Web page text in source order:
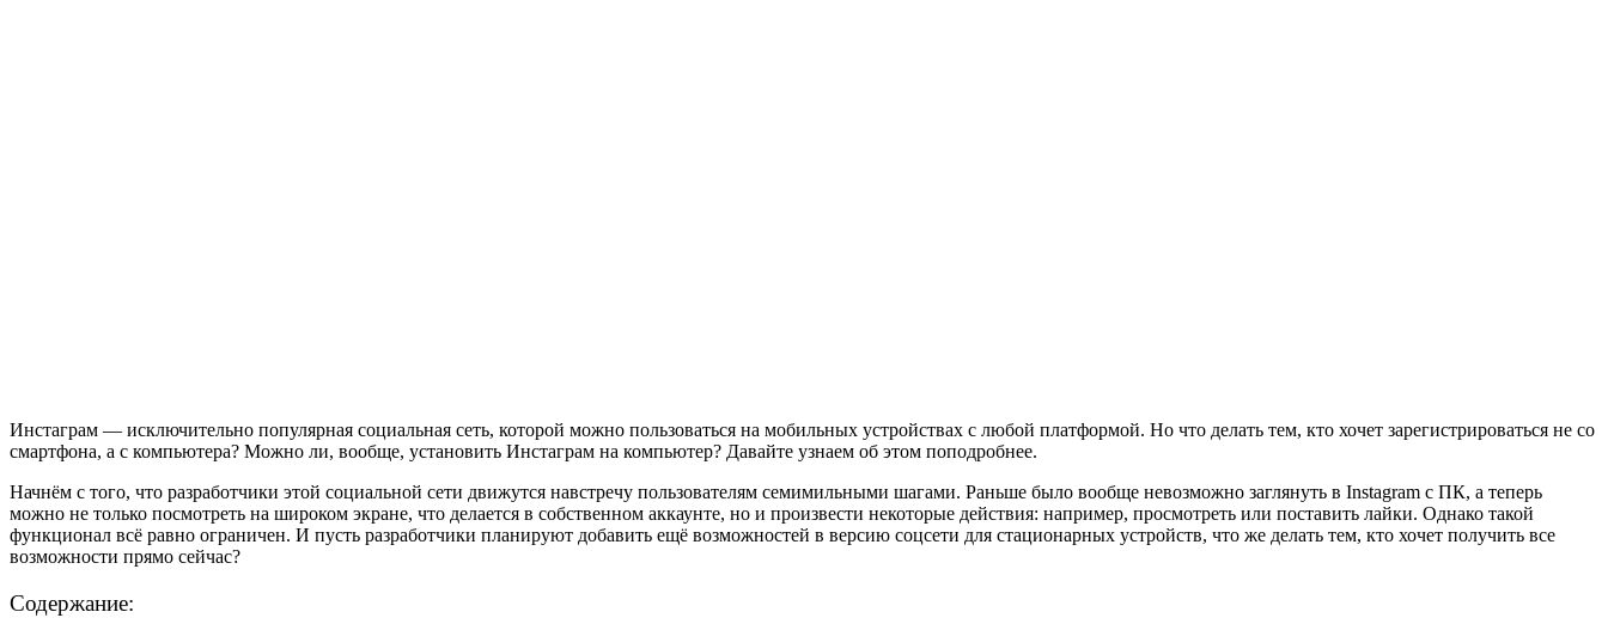
Инстаграм — исключительно популярная социальная сеть, которой можно пользоваться на мобильных устройствах с любой платформой. Но что делать тем, кто хочет зарегистрироваться не со
смартфона, а с компьютера? Можно ли, вообще, установить Инстаграм на компьютер? Давайте узнаем об этом поподробнее.
Начнём с того, что разработчики этой социальной сети движутся навстречу пользователям семимильными шагами. Раньше было вообще невозможно заглянуть в Instagram с ПК, а теперь
можно не только посмотреть на широком экране, что делается в собственном аккаунте, но и произвести некоторые действия: например, просмотреть или поставить лайки. Однако такой
функционал всё равно ограничен. И пусть разработчики планируют добавить ещё возможностей в версию соцсети для стационарных устройств, что же делать тем, кто хочет получить все
возможности прямо сейчас?
Содержание: